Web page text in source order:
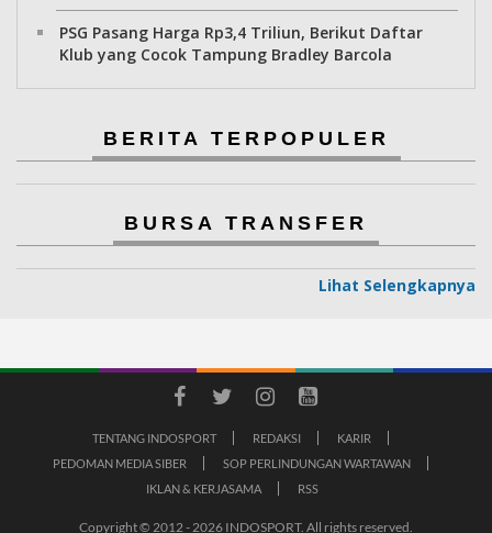
PSG Pasang Harga Rp3,4 Triliun, Berikut Daftar
Klub yang Cocok Tampung Bradley Barcola
BERITA TERPOPULER
BURSA TRANSFER
Lihat Selengkapnya
TENTANG INDOSPORT REDAKSI
KARIR
PEDOMAN MEDIA SIBER
SOP PERLINDUNGAN WARTAWAN
IKLAN & KERJASAMA
RSS
Copyright © 2012 - 2026 INDOSPORT. All rights reserved.